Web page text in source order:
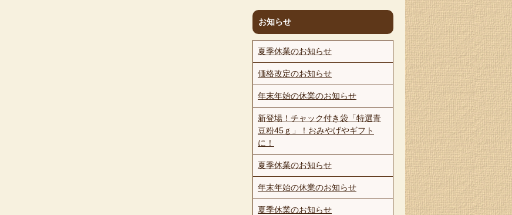
お知らせ
夏季休業のお知らせ
価格改定のお知らせ
年末年始の休業のお知らせ
新登場！チャック付き袋「特選青
豆粉45ｇ」！おみやげやギフト
に！
夏季休業のお知らせ
年末年始の休業のお知らせ
夏季休業のお知らせ